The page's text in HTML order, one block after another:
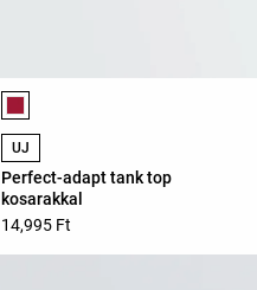
Termékszínek listája
ÚJ
Perfect-adapt tank top
kosarakkal
14,995 Ft